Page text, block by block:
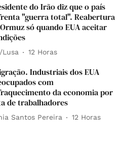
do Irão diz que o país
"guerra total". Reabertura
só quando EUA aceitar
Lusa 12 Horas
Industriais dos EUA
com
da economia por
de trabalhadores
Santos Pereira 12 Horas